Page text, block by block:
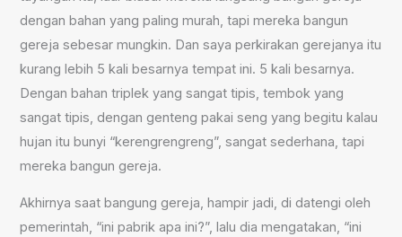
dengan bahan yang paling murah, tapi mereka bangun
gereja sebesar mungkin. Dan saya perkirakan gerejanya itu
kurang lebih 5 kali besarnya tempat ini. 5 kali besarnya.
Dengan bahan triplek yang sangat tipis, tembok yang
sangat tipis, dengan genteng pakai seng yang begitu kalau
hujan itu bunyi “kerengrengreng”, sangat sederhana, tapi
mereka bangun gereja.
Akhirnya saat bangung gereja, hampir jadi, di datengi oleh
pemerintah, “ini pabrik apa ini?”, lalu dia mengatakan, “ini